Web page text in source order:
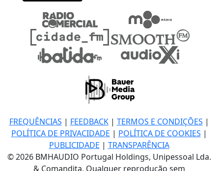
FREQUÊNCIAS | FEEDBACK| TERMOS E CONDIÇÕES |
POLÍTICA DE PRIVACIDADE | POLÍTICA DE COOKIES |
PUBLICIDADE | TRANSPARÊNCIA
© 2026 BMHAUDIO Portugal Holdings, Unipessoal Lda.
& Comandita, Qualquer reprodução sem